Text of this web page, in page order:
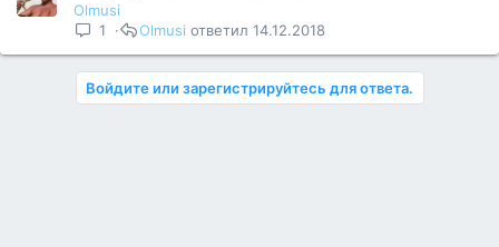
Olmusi
1
14.12.2018
Olmusi
Войдите или зарегистрируйтесь для ответа.